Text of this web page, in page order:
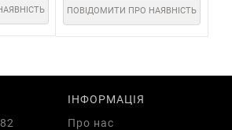
ПОВІДОМИТИ ПРО НАЯВНІСТЬ
ІНФОРМАЦІЯ
Про нас